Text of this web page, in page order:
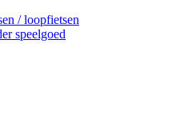
/ loopfietsen
speelgoed